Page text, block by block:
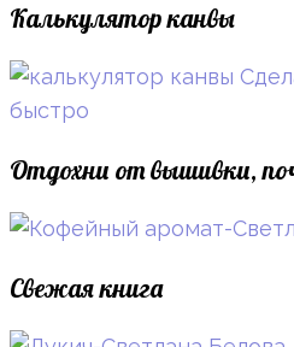
Калькулятор канвы
быстро
Отдохни от вышивки,
Свежая книга